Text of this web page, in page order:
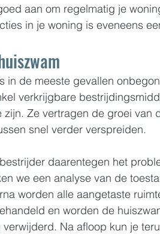
aan om regelmatig je
in je woning is eveneens
in de meeste gevallen
verkrijgbare
Ze vertragen de groei van
snel verder verspreiden.
daarentegen het
we een analyse van de
worden alle aangetaste
en worden de
Na afloop kun je